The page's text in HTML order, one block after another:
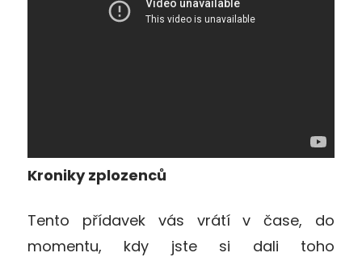
Kroniky zplozenců
Tento přídavek vás vrátí v čase, do
momentu, kdy jste si dali toho